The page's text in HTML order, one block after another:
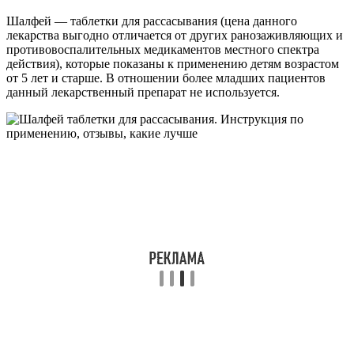
Шалфей — таблетки для рассасывания (цена данного
лекарства выгодно отличается от других ранозаживляющих и
противовоспалительных медикаментов местного спектра
действия), которые показаны к применению детям возрастом
от 5 лет и старше. В отношении более младших пациентов
данный лекарственный препарат не используется.